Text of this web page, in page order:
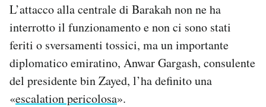
L’attacco alla centrale di Barakah non ne ha
interrotto il funzionamento e non ci sono stati
feriti o sversamenti tossici, ma un importante
diplomatico emiratino, Anwar Gargash, consulente
del presidente bin Zayed, l’ha definito una
«escalation pericolosa».